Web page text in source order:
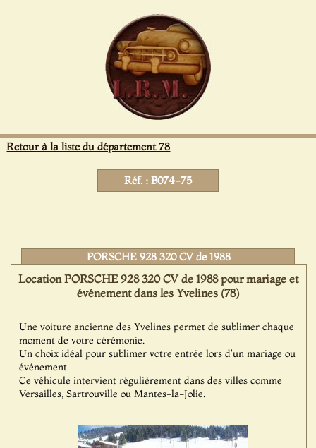
Retour à la liste du département 78
Réf. : B074-75
PORSCHE 928 320 CV de 1988
Location PORSCHE 928 320 CV de 1988 pour mariage et
événement dans les Yvelines (78)
Une voiture ancienne des Yvelines permet de sublimer chaque
moment de votre cérémonie.
Un choix idéal pour sublimer votre entrée lors d'un mariage ou
événement.
Ce véhicule intervient régulièrement dans des villes comme
Versailles, Sartrouville ou Mantes-la-Jolie.